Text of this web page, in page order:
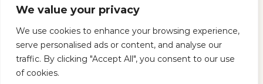
We value your privacy
We use cookies to enhance your browsing experience,
serve personalised ads or content, and analyse our
traffic. By clicking "Accept All", you consent to our use
of cookies.
Disclaimer